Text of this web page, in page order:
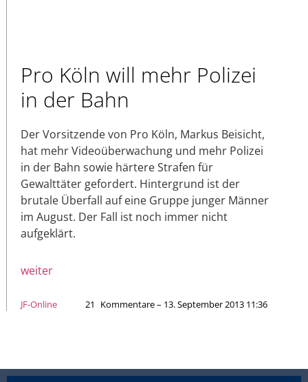
Pro Köln will mehr Polizei
in der Bahn
Der Vorsitzende von Pro Köln, Markus Beisicht,
hat mehr Videoüberwachung und mehr Polizei
in der Bahn sowie härtere Strafen für
Gewalttäter gefordert. Hintergrund ist der
brutale Überfall auf eine Gruppe junger Männer
im August. Der Fall ist noch immer nicht
aufgeklärt.
weiter
JF-Online 21 Kommentare – 13. September 2013 11:36